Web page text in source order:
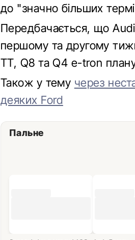
до "значно більших
Передбачається, що
першому та другому
TT, Q8 та Q4 e-tron
Також у тему через
деяких Ford
Пальне